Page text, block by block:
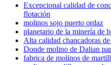
Excepcional calidad de
flotación
molinos sojo puerto ordaz
planetario de la minería de
Alta calidad chancadoras
Donde molino de Dalian
fabrica de molinos de